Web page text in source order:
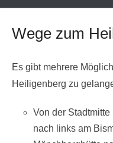
Wege zum
Es gibt mehrere
Heiligenberg zu
Von der
nach links am